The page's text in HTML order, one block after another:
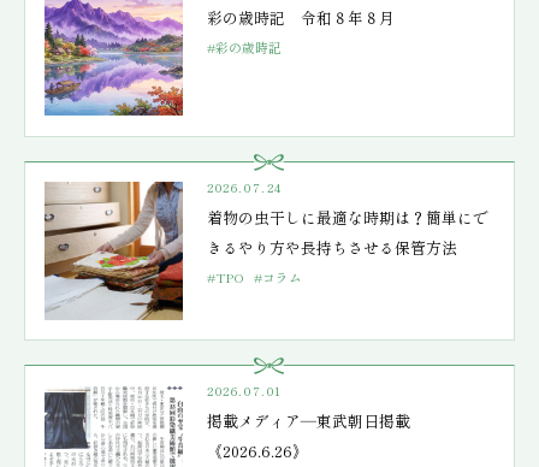
彩の歳時記 令和８年８月
#彩の歳時記
2026.07.24
着物の虫干しに最適な時期は？簡単にで
きるやり方や長持ちさせる保管方法
#TPO #コラム
2026.07.01
掲載メディア―東武朝日掲載
《2026.6.26》